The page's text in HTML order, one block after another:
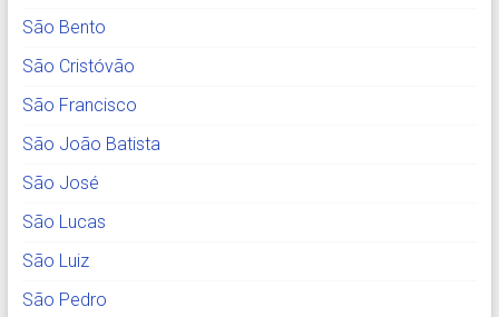
São Bento
São Cristóvão
São Francisco
São João Batista
São José
São Lucas
São Luiz
São Pedro